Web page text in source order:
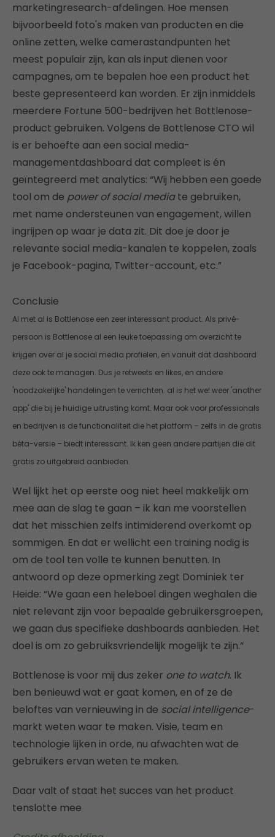
marketingresearch-afdelingen. Hoe mensen
bijvoorbeeld foto's maken van producten en die
online zetten, welke camerastandpunten het
meest populair zijn, kan als input dienen voor
campagnes, om te bepalen hoe een product het
beste gepresenteerd kan worden. Er zijn inmiddels
meerdere Fortune 500-bedrijven het Bottlenose-
product gebruiken. Volgens de Bottlenose CTO wil
is er behoefte aan een social media-
managementdashboard dat compleet is én
geïntegreerd met analytics: “Wij hebben een goede
tool om de power of social mediate gebruiken,
met name ondersteunen van engagement, willen
ingrijpen op waar je data zit. Dit doe je door je
relevante social media-kanalen te koppelen, zoals
je Facebook-pagina, Twitter-account, etc.”
Conclusie
Al met al is Bottlenose een zeer interessant product. Als privé-
persoon is Bottlenose al een leuke toepassing om overzicht te
krijgen over al je social media profielen, en vanuit dat dashboard
deze ook te managen. Dus je retweets en likes, en andere
'noodzakelijke' handelingen te verrichten. al is het wel weer 'another
app' die bij je huidige uitrusting komt. Maar ook voor professionals
en bedrijven is de functionaliteit die het platform – zelfs in de gratis
bèta-versie – biedt interessant. Ik ken geen andere partijen die dit
gratis zo uitgebreid aanbieden.
Wel lijkt het op eerste oog niet heel makkelijk om
mee aan de slag te gaan – ik kan me voorstellen
dat het misschien zelfs intimiderend overkomt op
sommigen. En dat er wellicht een training nodig is
om de tool ten volle te kunnen benutten. In
antwoord op deze opmerking zegt Dominiek ter
Heide: “We gaan een heleboel dingen weghalen die
niet relevant zijn voor bepaalde gebruikersgroepen,
we gaan dus specifieke dashboards aanbieden. Het
doel is om zo gebruiksvriendelijk mogelijk te zijn.”
Bottlenose is voor mij dus zeker one to watch. Ik
ben benieuwd wat er gaat komen, en of ze de
beloftes van vernieuwing in de social intelligence-
markt weten waar te maken. Visie, team en
technologie lijken in orde, nu afwachten wat de
gebruikers ervan weten te maken.
Daar valt of staat het succes van het product
tenslotte mee